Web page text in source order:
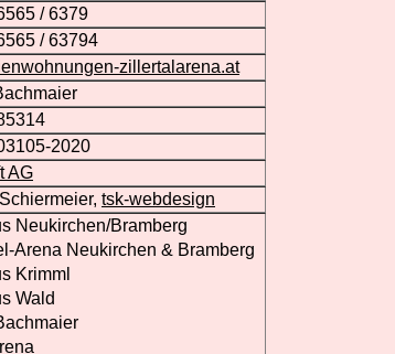
/ 6379
/ 63794
zillertalarena.at
2020
AG
tsk-webdesign
Neukirchen/Bramberg
Arena Neukirchen & Bramberg
Krimml
Wald